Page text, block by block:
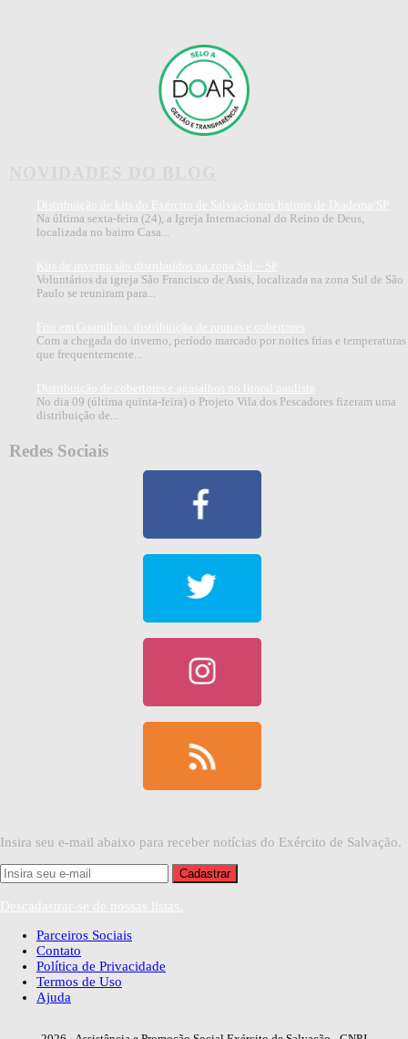
Na última sexta-feira (24), a Igreja Internacional do Reino de Deus,
localizada no bairro Casa...
Voluntários da igreja São Francisco de Assis, localizada na zona Sul de São
Paulo se reuniram para...
Com a chegada do inverno, período marcado por noites frias e temperaturas
que frequentemente...
No dia 09 (última quinta-feira) o Projeto Vila dos Pescadores fizeram uma
distribuição de...
Redes Sociais
Insira seu e-mail abaixo para receber notícias do Exército de Salvação.
Parceiros Sociais
Contato
Política de Privacidade
Termos de Uso
Ajuda